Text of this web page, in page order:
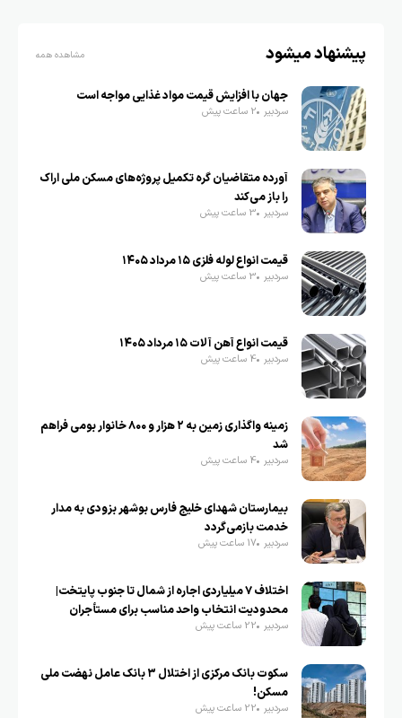
پیشنهاد میشود مشاهده همه
جهان با افزایش قیمت مواد غذایی مواجه است
سردبیر 2 ساعت پیش
آورده متقاضیان گره تکمیل پروژه‌های مسکن ملی اراک
را باز می‌کند
سردبیر 3 ساعت پیش
قیمت انواع لوله فلزی ۱۵ مرداد ۱۴۰۵
سردبیر 3 ساعت پیش
قیمت انواع آهن آلات ۱۵ مرداد ۱۴۰۵
سردبیر 4 ساعت پیش
زمینه واگذاری زمین به ۲ هزار و ۸۰۰ خانوار بومی فراهم
شد
سردبیر 4 ساعت پیش
بیمارستان شهدای خلیج فارس بوشهر بزودی به مدار
خدمت بازمی‌گردد
سردبیر 17 ساعت پیش
اختلاف ۷ میلیاردی اجاره از شمال تا جنوب پایتخت|
محدودیت انتخاب واحد مناسب برای مستأجران
سردبیر 22 ساعت پیش
سکوت بانک مرکزی از اختلال ۳ بانک عامل نهضت ملی
مسکن!
سردبیر 22 ساعت پیش